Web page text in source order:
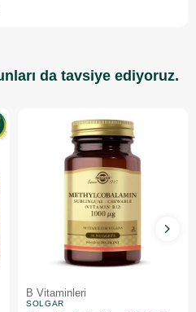
da tavsiye ediyoruz.
B Vitaminleri
SOLGAR